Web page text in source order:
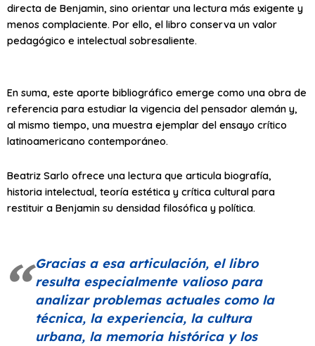
directa de Benjamin, sino orientar una lectura más exigente y
menos complaciente. Por ello, el libro conserva un valor
pedagógico e intelectual sobresaliente.
En suma, este aporte bibliográfico emerge como una obra de
referencia para estudiar la vigencia del pensador alemán y,
al mismo tiempo, una muestra ejemplar del ensayo crítico
latinoamericano contemporáneo.
Beatriz Sarlo ofrece una lectura que articula biografía,
historia intelectual, teoría estética y crítica cultural para
restituir a Benjamin su densidad filosófica y política.
Gracias a esa articulación, el libro
resulta especialmente valioso para
analizar problemas actuales como la
técnica, la experiencia, la cultura
urbana, la memoria histórica y los